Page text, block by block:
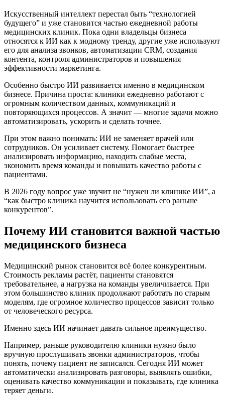
Искусственный интеллект перестал быть “технологией
будущего” и уже становится частью ежедневной работы
медицинских клиник. Пока одни владельцы бизнеса
относятся к ИИ как к модному тренду, другие уже используют
его для анализа звонков, автоматизации CRM, создания
контента, контроля администраторов и повышения
эффективности маркетинга.
Особенно быстро ИИ развивается именно в медицинском
бизнесе. Причина проста: клиники ежедневно работают с
огромным количеством данных, коммуникаций и
повторяющихся процессов. А значит — многие задачи можно
автоматизировать, ускорить и сделать точнее.
При этом важно понимать: ИИ не заменяет врачей или
сотрудников. Он усиливает систему. Помогает быстрее
анализировать информацию, находить слабые места,
экономить время команды и повышать качество работы с
пациентами.
В 2026 году вопрос уже звучит не “нужен ли клинике ИИ”, а
“как быстро клиника научится использовать его раньше
конкурентов”.
Почему ИИ становится важной частью
медицинского бизнеса
Медицинский рынок становится всё более конкурентным.
Стоимость рекламы растёт, пациенты становятся
требовательнее, а нагрузка на команды увеличивается. При
этом большинство клиник продолжают работать по старым
моделям, где огромное количество процессов зависит только
от человеческого ресурса.
Именно здесь ИИ начинает давать сильное преимущество.
Например, раньше руководителю клиники нужно было
вручную прослушивать звонки администраторов, чтобы
понять, почему пациент не записался. Сегодня ИИ может
автоматически анализировать разговоры, выявлять ошибки,
оценивать качество коммуникации и показывать, где клиника
теряет деньги.